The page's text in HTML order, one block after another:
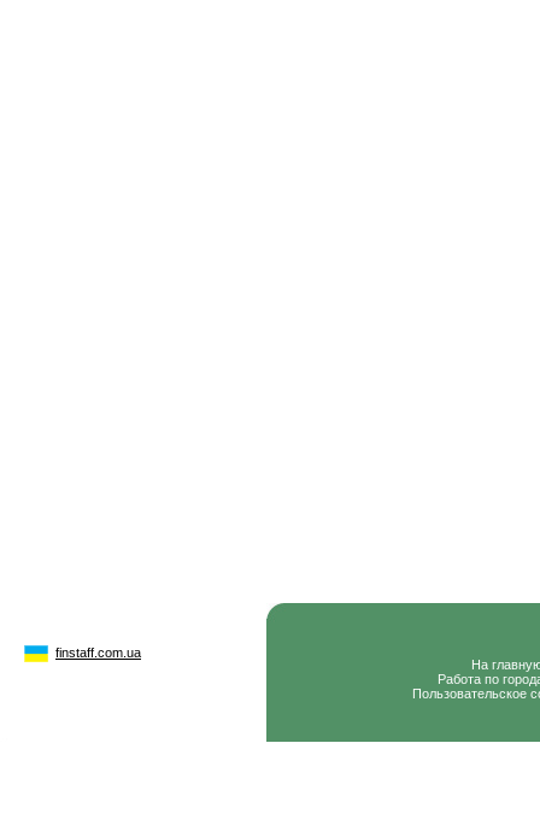
finstaff.com.ua
На
Работа по
Пользовательское